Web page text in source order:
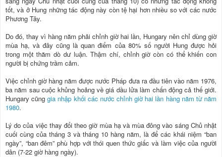
tốt, và ở Hung những tác động này còn tệ hại hơn nhiều so với các nước
Phương Tây.
Do đó, thay vì hàng năm phải chỉnh giờ hai lần, Hungary nên chỉ dùng giờ
mùa hạ, và đây cũng là quan điểm của 80% số người Hung được hỏi
trong một thăm dò dư luận. Thậm chí, chỉnh giờ còn có thể khiến con
người bị chứng trầm cảm.
Việc chỉnh giờ hàng năm được nước Pháp đưa ra đầu tiên vào năm 1976,
ba năm sau cuộc khủng hoảng về giá dầu lửa làm chấn động cả thế giới.
Hungary cũnggia nhập khối các nước chỉnh giờ hai lần hàng năm từ năm
1980.
Lý do của việc thay đổi theo giờ mùa hạ và mùa đông vào sáng Chủ nhật
cuối cùng của tháng 3 và tháng 10 hàng năm, là để các khái niệm “ban
ngày”, “ban đêm” phù hợp với thói quen thức giấc và làm việc của người
dân (7-22 giờ hàng ngày).